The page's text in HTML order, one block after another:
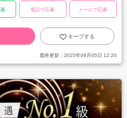
電話で応募 メールで応募
キープする
最終更新： 2025年09月05日 12:20